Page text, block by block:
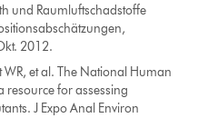
und Raumluftschadstoffe
2012.
et al. The National Human
resource for assessing
J Expo Anal Environ